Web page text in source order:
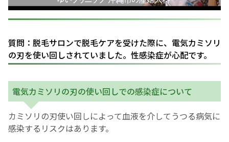
質問：脱毛サロンで脱毛ケアを受けた際に、電気カミソリ
の刃を使い回しされていました。性感染症が心配です。
電気カミソリの刃の使い回しでの感染症について
カミソリの刃使い回しによって血液を介してうつる病気に
感染するリスクはあります。
予防接種
その他の診療内容
遠方にお住まいで当院での出産を希望される方へ
医師プロフィール